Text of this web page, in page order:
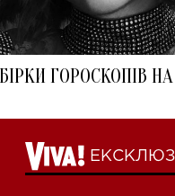
ГОРОСКОПІВ